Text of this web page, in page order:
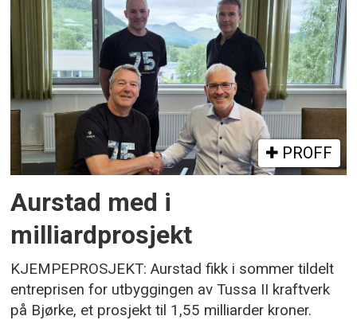
PROFF
Aurstad med i
milliardprosjekt
KJEMPEPROSJEKT: Aurstad fikk i sommer tildelt
entreprisen for utbyggingen av Tussa II kraftverk
på Bjørke, et prosjekt til 1,55 milliarder kroner.